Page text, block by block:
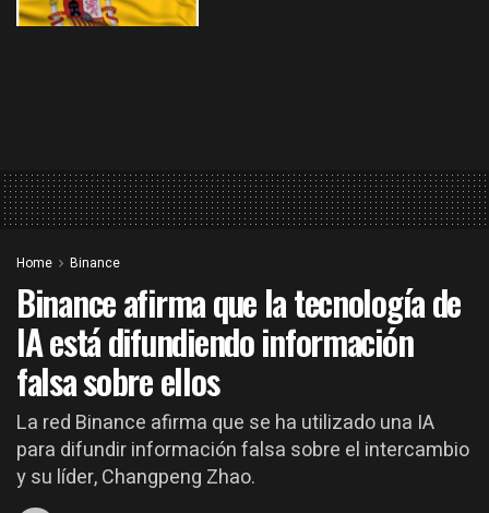
Home Binance
Binance afirma que la tecnología de
IA está difundiendo información
falsa sobre ellos
La red Binance afirma que se ha utilizado una IA
para difundir información falsa sobre el intercambio
y su líder, Changpeng Zhao.